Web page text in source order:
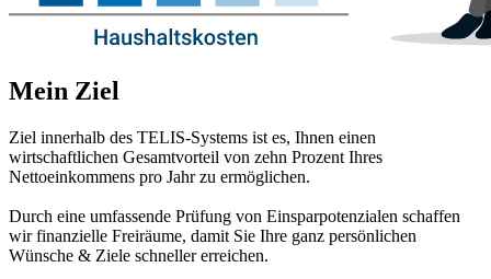
Mein Ziel
Ziel innerhalb des TELIS-Systems ist es, Ihnen einen
wirtschaftlichen Gesamtvorteil von zehn Prozent Ihres
Nettoeinkommens pro Jahr zu ermöglichen.
Durch eine umfassende Prüfung von Einsparpotenzialen schaffen
wir finanzielle Freiräume, damit Sie Ihre ganz persönlichen
Wünsche & Ziele schneller erreichen.